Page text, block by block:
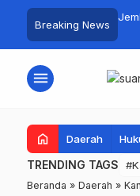
Breaking News
Empat Gelar
50cc
menu
home Daerah
TRENDING TAGS
Beranda » Daerah »